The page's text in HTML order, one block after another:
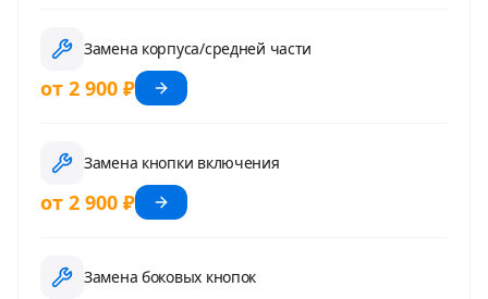
Замена корпуса/средней части
от 2 900 ₽
Замена кнопки включения
от 2 900 ₽
Замена боковых кнопок